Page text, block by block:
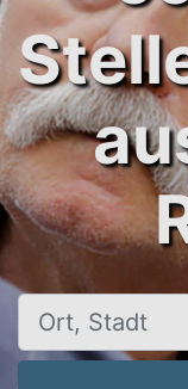
Ort, Stadt